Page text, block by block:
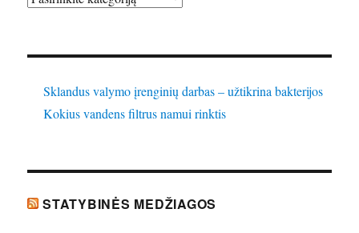
Sklandus valymo įrenginių darbas – užtikrina bakterijos
Kokius vandens filtrus namui rinktis
STATYBINĖS MEDŽIAGOS